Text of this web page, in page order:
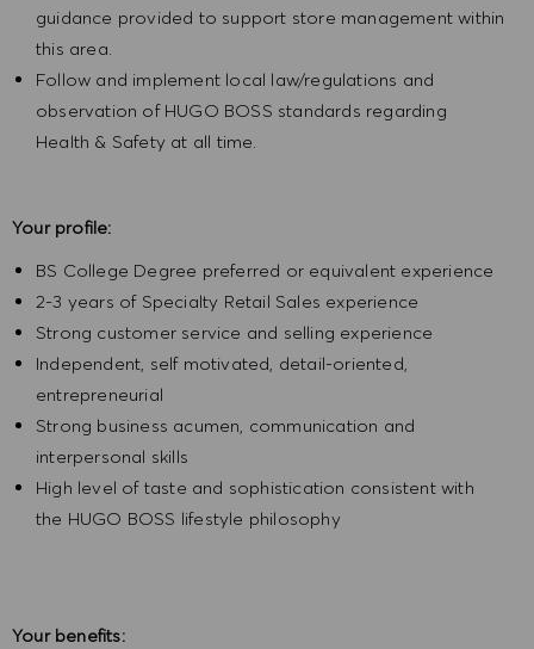
guidance provided to support store management within
this area.
Follow and implement local law/regulations and
observation of HUGO BOSS standards regarding
Health & Safety at all time.
Your profile:
BS College Degree preferred or equivalent experience
2-3 years of Specialty Retail Sales experience
Strong customer service and selling experience
Independent, self motivated, detail-oriented,
entrepreneurial
Strong business acumen, communication and
interpersonal skills
High level of taste and sophistication consistent with
the HUGO BOSS lifestyle philosophy
Your benefits: